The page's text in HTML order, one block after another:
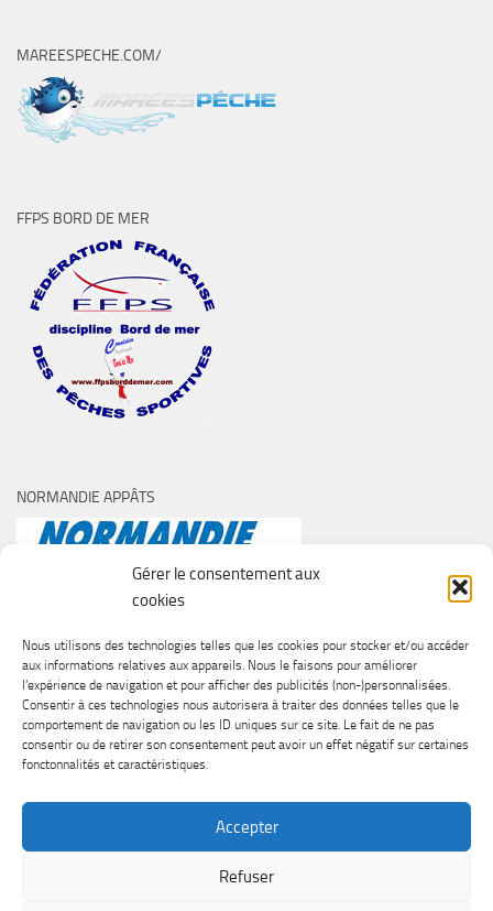
Gérer le consentement aux
cookies
Nous utilisons des technologies telles que les cookies pour stocker et/ou accéder
aux informations relatives aux appareils. Nous le faisons pour améliorer
l’expérience de navigation et pour afficher des publicités (non-)personnalisées.
Consentir à ces technologies nous autorisera à traiter des données telles que le
comportement de navigation ou les ID uniques sur ce site. Le fait de ne pas
consentir ou de retirer son consentement peut avoir un effet négatif sur certaines
fonctonnalités et caractéristiques.
Accepter
Refuser
MAREESPECHE.COM/
FFPS BORD DE MER
NORMANDIE APPÂTS